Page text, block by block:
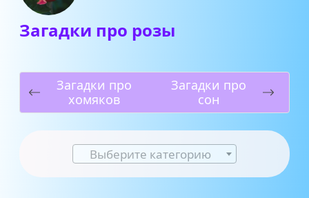
Загадки про розы
Загадки про
хомяков
Загадки про
сон
Выберите категорию